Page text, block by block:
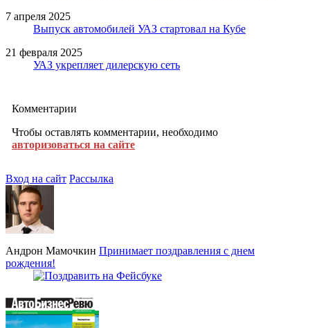
7 апреля 2025
Выпуск автомобилей УАЗ стартовал на Кубе
21 февраля 2025
УАЗ укрепляет дилерскую сеть
Комментарии
Чтобы оставлять комментарии, необходимо
авторизоваться на сайте
Вход на сайт Рассылка
Андрон Мамочкин Принимает поздравления с днем
рождения!